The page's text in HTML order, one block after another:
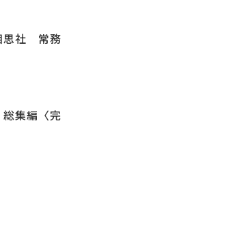
思社 常務
集編〈完